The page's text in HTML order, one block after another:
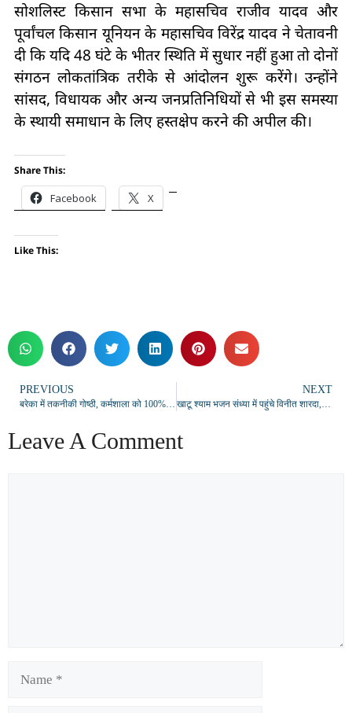
सोशलिस्ट किसान सभा के महासचिव राजीव यादव और
पूर्वांचल किसान यूनियन के महासचिव विरेंद्र यादव ने चेतावनी
दी कि यदि 48 घंटे के भीतर स्थिति में सुधार नहीं हुआ तो दोनों
संगठन लोकतांत्रिक तरीके से आंदोलन शुरू करेंगे। उन्होंने
सांसद, विधायक और अन्य जनप्रतिनिधियों से भी इस समस्या
के स्थायी समाधान के लिए हस्तक्षेप करने की अपील की।
Share This:
Facebook X
Like This:
PREVIOUS NEXT
Leave A Comment